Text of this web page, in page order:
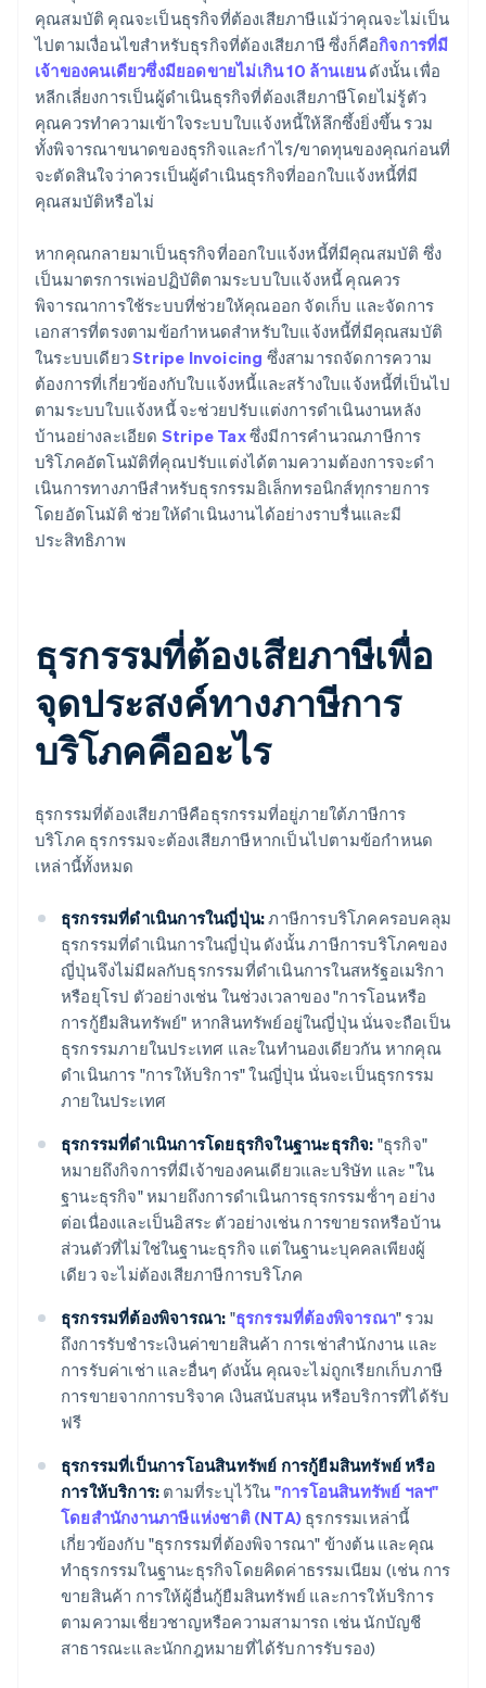
คุณสมบัติ คุณจะเป็นธุรกิจที่ต้องเสียภาษีแม้ว่าคุณจะไม่เป็น
ไปตามเงื่อนไขสําหรับธุรกิจที่ต้องเสียภาษี ซึ่งก็คือกิจการที่มี
เจ้าของคนเดียวซึ่งมียอดขายไม่เกิน 10 ล้านเยนดังนั้น เพื่อ
หลีกเลี่ยงการเป็นผู้ดำเนินธุรกิจที่ต้องเสียภาษีโดยไม่รู้ตัว
คุณควรทำความเข้าใจระบบใบแจ้งหนี้ให้ลึกซึ้งยิ่งขึ้น รวม
ทั้งพิจารณาขนาดของธุรกิจและกําไร/ขาดทุนของคุณก่อนที่
จะตัดสินใจว่าควรเป็นผู้ดำเนินธุรกิจที่ออกใบแจ้งหนี้ที่มี
คุณสมบัติหรือไม่
หากคุณกลายมาเป็นธุรกิจที่ออกใบแจ้งหนี้ที่มีคุณสมบัติ ซึ่ง
เป็นมาตรการเพ่อปฏิบัติตามระบบใบแจ้งหนี้ คุณควร
พิจารณาการใช้ระบบที่ช่วยให้คุณออก จัดเก็บ และจัดการ
เอกสารที่ตรงตามข้อกําหนดสําหรับใบแจ้งหนี้ที่มีคุณสมบัติ
ในระบบเดียวStripe Invoicing ซึ่งสามารถจัดการความ
ต้องการที่เกี่ยวข้องกับใบแจ้งหนี้และสร้างใบแจ้งหนี้ที่เป็นไป
ตามระบบใบแจ้งหนี้ จะช่วยปรับแต่งการดําเนินงานหลัง
บ้านอย่างละเอียด Stripe Taxซึ่งมีการคํานวณภาษีการ
บริโภคอัตโนมัติที่คุณปรับแต่งได้ตามความต้องการจะดํา
เนินการทางภาษีสําหรับธุรกรรมอิเล็กทรอนิกส์ทุกรายการ
โดยอัตโนมัติ ช่วยให้ดําเนินงานได้อย่างราบรื่นและมี
ประสิทธิภาพ
ธุรกรรมที่ต้องเสียภาษีเพื่อ
จุดประสงค์ทางภาษีการ
บริโภคคืออะไร
ธุรกรรมที่ต้องเสียภาษีคือธุรกรรมที่อยู่ภายใต้ภาษีการ
บริโภค ธุรกรรมจะต้องเสียภาษีหากเป็นไปตามข้อกําหนด
เหล่านี้ทั้งหมด
ธุรกรรมที่ดําเนินการในญี่ปุ่น:ภาษีการบริโภคครอบคลุม
ธุรกรรมที่ดําเนินการในญี่ปุ่น ดังนั้น ภาษีการบริโภคของ
ญี่ปุ่นจึงไม่มีผลกับธุรกรรมที่ดําเนินการในสหรัฐอเมริกา
หรือยุโรป ตัวอย่างเช่น ในช่วงเวลาของ "การโอนหรือ
การกู้ยืมสินทรัพย์" หากสินทรัพย์อยู่ในญี่ปุ่น นั่นจะถือเป็น
ธุรกรรมภายในประเทศ และในทำนองเดียวกัน หากคุณ
ดําเนินการ "การให้บริการ" ในญี่ปุ่น นั่นจะเป็นธุรกรรม
ภายในประเทศ
ธุรกรรมที่ดําเนินการโดยธุรกิจในฐานะธุรกิจ: "ธุรกิจ"
หมายถึงกิจการที่มีเจ้าของคนเดียวและบริษัท และ "ใน
ฐานะธุรกิจ" หมายถึงการดําเนินการธุรกรรมซ้ําๆ อย่าง
ต่อเนื่องและเป็นอิสระ ตัวอย่างเช่น การขายรถหรือบ้าน
ส่วนตัวที่ไม่ใช่ในฐานะธุรกิจ แต่ในฐานะบุคคลเพียงผู้
เดียว จะไม่ต้องเสียภาษีการบริโภค
ธุรกรรมที่ต้องพิจารณา: "ธุรกรรมที่ต้องพิจารณา" รวม
ถึงการรับชําระเงินค่าขายสินค้า การเช่าสํานักงาน และ
การรับค่าเช่า และอื่นๆ ดังนั้น คุณจะไม่ถูกเรียกเก็บภาษี
การขายจากการบริจาค เงินสนับสนุน หรือบริการที่ได้รับ
ฟรี
ธุรกรรมที่เป็นการโอนสินทรัพย์ การกู้ยืมสินทรัพย์ หรือ
การให้บริการ: ตามที่ระบุไว้ใน "การโอนสินทรัพย์ ฯลฯ"
โดยสํานักงานภาษีแห่งชาติ (NTA) ธุรกรรมเหล่านี้
เกี่ยวข้องกับ "ธุรกรรมที่ต้องพิจารณา" ข้างต้น และคุณ
ทำธุรกรรมในฐานะธุรกิจโดยคิดค่าธรรมเนียม (เช่น การ
ขายสินค้า การให้ผู้อื่นกู้ยืมสินทรัพย์ และการให้บริการ
ตามความเชี่ยวชาญหรือความสามารถ เช่น นักบัญชี
สาธารณะและนักกฎหมายที่ได้รับการรับรอง)